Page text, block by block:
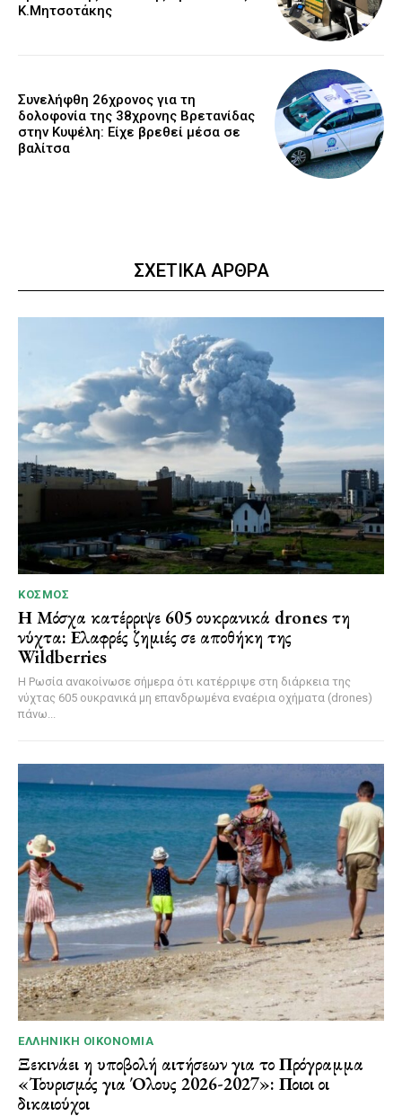
Κ.Μητσοτάκης
Συνελήφθη 26χρονος για τη
δολοφονία της 38χρονης Βρετανίδας
στην Κυψέλη: Είχε βρεθεί μέσα σε
βαλίτσα
ΣΧΕΤΙΚΑ ΑΡΘΡΑ
ΚΌΣΜΟΣ
Η Μόσχα κατέρριψε 605 ουκρανικά drones τη
νύχτα: Ελαφρές ζημιές σε αποθήκη της
Wildberries
Η Ρωσία ανακοίνωσε σήμερα ότι κατέρριψε στη διάρκεια της
νύχτας 605 ουκρανικά μη επανδρωμένα εναέρια οχήματα (drones)
πάνω...
ΕΛΛΗΝΙΚΉ ΟΙΚΟΝΟΜΊΑ
Ξεκινάει η υποβολή αιτήσεων για το Πρόγραμμα
«Τουρισμός για Όλους 2026-2027»: Ποιοι οι
δικαιούχοι